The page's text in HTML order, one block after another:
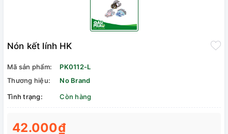
Nón kết lính HK
Mã sản phẩm:
PK0112-L
Thương hiệu:
No Brand
Tình trạng:
Còn hàng
42.000₫